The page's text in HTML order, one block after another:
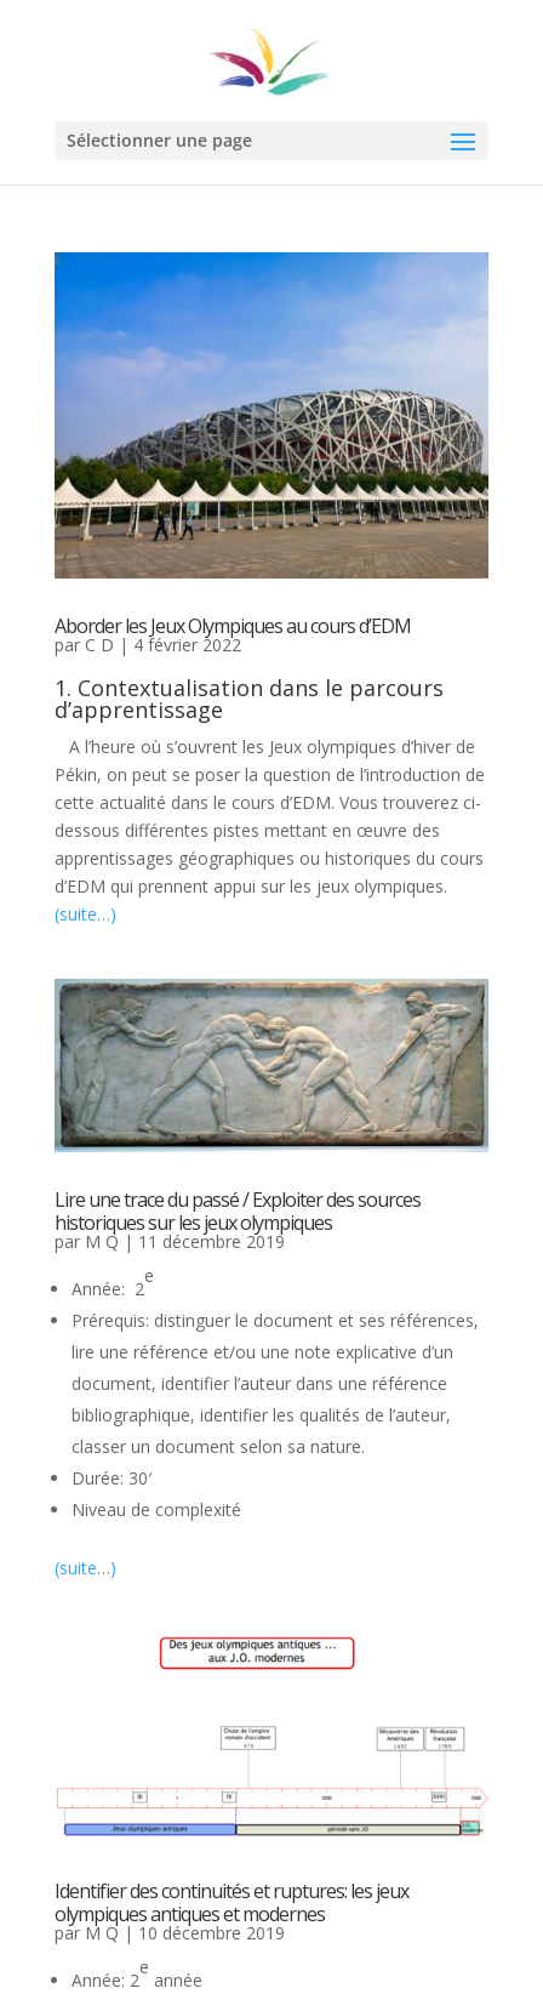
Sélectionner une page
Aborder les Jeux Olympiques au cours d’EDM
par C D | 4 février 2022
1. Contextualisation dans le parcours
d’apprentissage
A l’heure où s’ouvrent les Jeux olympiques d’hiver de
Pékin, on peut se poser la question de l’introduction de
cette actualité dans le cours d’EDM. Vous trouverez ci-
dessous différentes pistes mettant en œuvre des
apprentissages géographiques ou historiques du cours
d’EDM qui prennent appui sur les jeux olympiques.
(suite…)
Lire une trace du passé / Exploiter des sources
historiques sur les jeux olympiques
par M Q | 11 décembre 2019
Année: 2
e
Prérequis: distinguer le document et ses références,
lire une référence et/ou une note explicative d’un
document, identifier l’auteur dans une référence
bibliographique, identifier les qualités de l’auteur,
classer un document selon sa nature.
Durée: 30′
Niveau de complexité
(suite…)
Identifier des continuités et ruptures: les jeux
olympiques antiques et modernes
par M Q | 10 décembre 2019
Année: 2
e
année